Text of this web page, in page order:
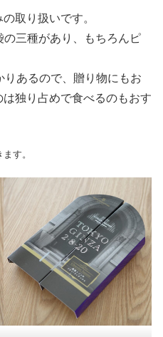
取り扱いです。
三種があり、もちろんピ
あるので、贈り物にもお
独り占めで食べるのもおす
す。